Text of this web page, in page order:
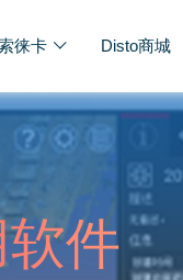
徕卡 Disto商城
件